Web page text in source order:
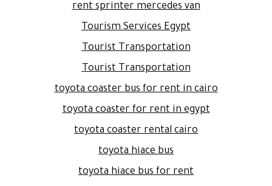
rent sprinter mercedes van
Tourism Services Egypt
Tourist Transportation
Tourist Transportation
toyota coaster bus for rent in cairo
toyota coaster for rent in egypt
toyota coaster rental cairo
toyota hiace bus
toyota hiace bus for rent